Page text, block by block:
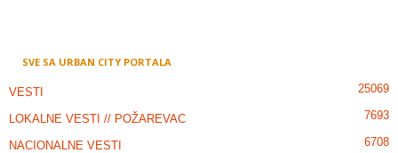
SVE SA URBAN CITY PORTALA
VESTI 25069
LOKALNE VESTI // POŽAREVAC 7693
NACIONALNE VESTI 6708